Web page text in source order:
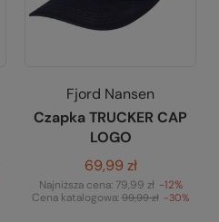
Fjord Nansen
Czapka TRUCKER CAP
LOGO
69,99 zł
Najniższa cena: 79,99 zł -12%
Cena katalogowa:99,99 zł -30%